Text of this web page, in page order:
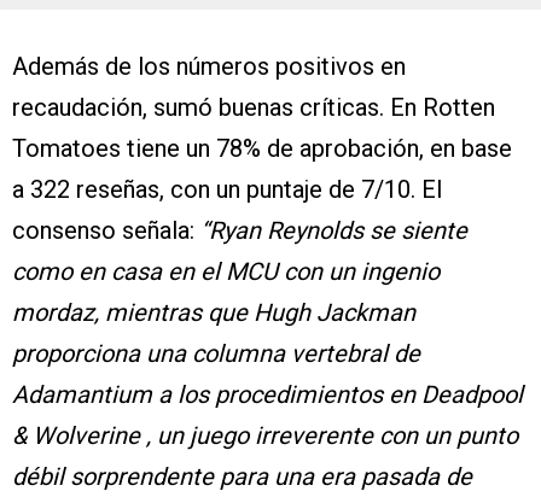
Además de los números positivos en
recaudación, sumó buenas críticas. En Rotten
Tomatoes tiene un 78% de aprobación, en base
a 322 reseñas, con un puntaje de 7/10. El
consenso señala: “Ryan Reynolds se siente
como en casa en el MCU con un ingenio
mordaz, mientras que Hugh Jackman
proporciona una columna vertebral de
Adamantium a los procedimientos en Deadpool
& Wolverine , un juego irreverente con un punto
débil sorprendente para una era pasada de